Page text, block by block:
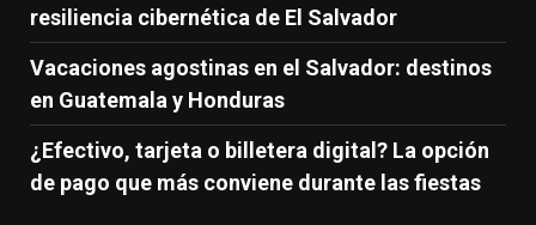
resiliencia cibernética de El Salvador
Vacaciones agostinas en el Salvador: destinos
en Guatemala y Honduras
¿Efectivo, tarjeta o billetera digital? La opción
de pago que más conviene durante las fiestas